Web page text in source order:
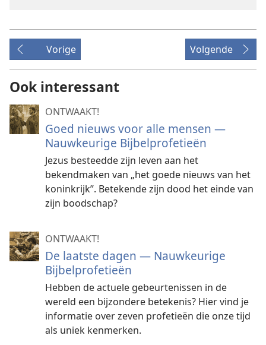
Vorige Volgende
Ook interessant
ONTWAAKT!
Goed nieuws voor alle mensen —
Nauwkeurige Bijbelprofetieën
Jezus besteedde zijn leven aan het
bekendmaken van „het goede nieuws van het
koninkrijk”. Betekende zijn dood het einde van
zijn boodschap?
ONTWAAKT!
De laatste dagen — Nauwkeurige
Bijbelprofetieën
Hebben de actuele gebeurtenissen in de
wereld een bijzondere betekenis? Hier vind je
informatie over zeven profetieën die onze tijd
als uniek kenmerken.